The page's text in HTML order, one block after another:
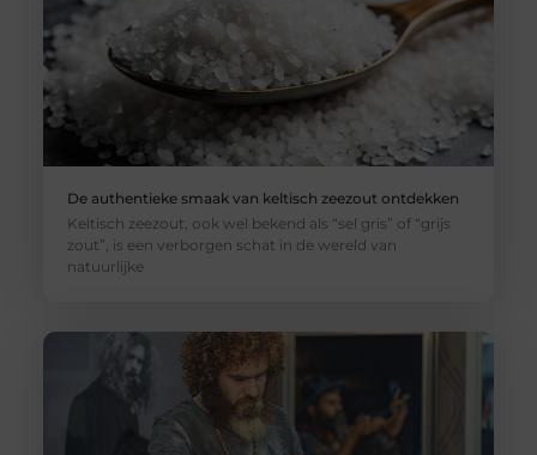
De authentieke smaak van keltisch zeezout ontdekken
Keltisch zeezout, ook wel bekend als “sel gris” of “grijs
zout”, is een verborgen schat in de wereld van
natuurlijke